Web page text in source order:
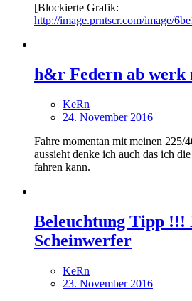
[Blockierte Grafik:
http://image.prntscr.com/image/
h&r Federn ab werk
KeRn
24. November 2016
Fahre momentan mit meinen 225/
aussieht denke ich auch das ich
fahren kann.
Beleuchtung Tipp !!!
Scheinwerfer
KeRn
23. November 2016